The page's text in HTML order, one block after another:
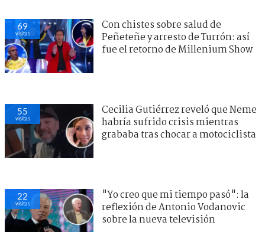
69
visitas
Con chistes sobre salud de
Peñeteñe y arresto de Turrón: así
fue el retorno de Millenium Show
55
visitas
Cecilia Gutiérrez reveló que Neme
habría sufrido crisis mientras
grababa tras chocar a motociclista
22
visitas
"Yo creo que mi tiempo pasó": la
reflexión de Antonio Vodanovic
sobre la nueva televisión